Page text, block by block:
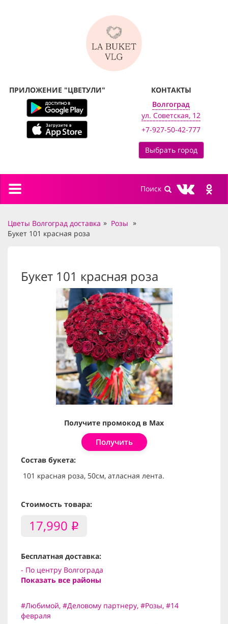
ПРИЛОЖЕНИЕ "ЦВЕТУЛИ"
КОНТАКТЫ
Волгоград
ул. Советская, 12
+7-927-50-42-777
Выбрать город
Toggle
Цветы Волгоград доставка
Розы
Букет 101 красная роза
Букет 101 красная роза
Получите промокод в Max
Получить
Состав букета:
101 красная роза, 50см, атласная лента.
Стоимость товара:
17,990 i
Бесплатная доставка:
- По центру Волгограда
Показать все районы
#Любимой, #Деловому партнеру, #Розы, #14
февраля